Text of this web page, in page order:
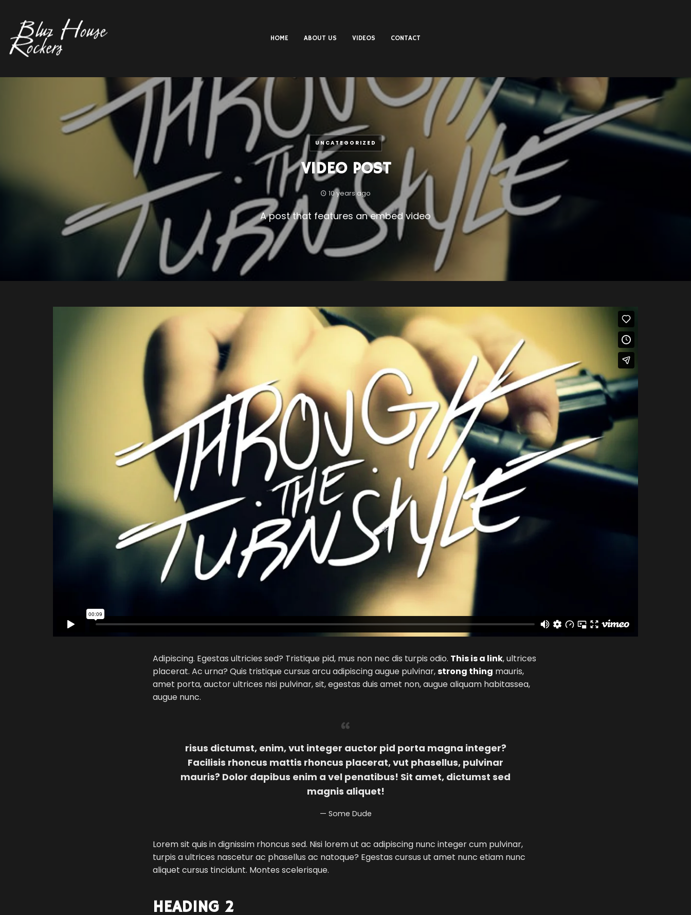
HOME ABOUT US VIDEOS CONTACT
UNCATEGORIZED
VIDEO POST
10 years ago
A post that features an embed video
Adipiscing. Egestas ultricies sed? Tristique pid, mus non nec dis turpis odio. This is a link, ultrices
placerat. Ac urna? Quis tristique cursus arcu adipiscing augue pulvinar,strong thing mauris,
amet porta, auctor ultrices nisi pulvinar, sit, egestas duis amet non, augue aliquam habitassea,
augue nunc.
risus dictumst, enim, vut integer auctor pid porta magna integer?
Facilisis rhoncus mattis rhoncus placerat, vut phasellus, pulvinar
mauris? Dolor dapibus enim a vel penatibus! Sit amet, dictumst sed
magnis aliquet!
Some Dude
Lorem sit quis in dignissim rhoncus sed. Nisi lorem ut ac adipiscing nunc integer cum pulvinar,
turpis a ultrices nascetur ac phasellus ac natoque? Egestas cursus ut amet nunc etiam nunc
aliquet cursus tincidunt. Montes scelerisque.
HEADING 2